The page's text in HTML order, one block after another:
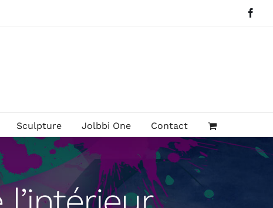
Sculpture Jolbbi One Contact